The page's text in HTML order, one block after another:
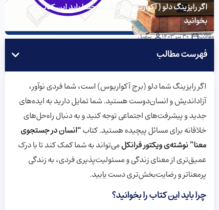
اگر رایزینگ دلو (آکواریوس) هستید، حتما باید این کتاب را
بخوانید
مقالات 30 تیر 1403 سهیل
فهرست مطالب
اگر رایزینگ شما دلو (برج آکواریوس) است، شما فردی نوآور،
آزاداندیش و انسان‌دوست هستید. شما تمایل دارید به ایده‌های
جدید و پیشرفت‌های اجتماعی توجه کنید و به دنبال راه‌حل‌های
خلاقانه برای مسائل پیچیده هستید. کتاب“انسان در جستجوی
معنا” نوشته‌ی ویکتور فرانکلمی‌تواند به شما کمک کند تا با درک
عمیق‌تری از معنای زندگی و مسئولیت‌پذیری فردی، به زندگی
پرمعناتر و رضایت‌بخش‌تری دست یابید.
چرا باید این کتاب را بخوانید؟